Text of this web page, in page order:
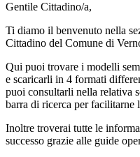
Gentile Cittadino/a,
Ti diamo il benvenuto nella
Cittadino del Comune di
Qui puoi trovare i modelli
e scaricarli in 4 formati
puoi consultarli nella relativa
barra di ricerca per facilitarne
Inoltre troverai tutte le
successo grazie alle guide